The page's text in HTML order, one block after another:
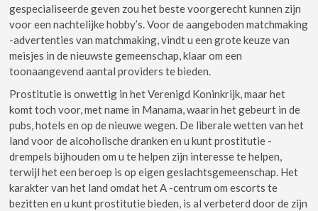
gespecialiseerde geven zou het beste voorgerecht kunnen zijn
voor een nachtelijke hobby’s. Voor de aangeboden matchmaking
-advertenties van matchmaking, vindt u een grote keuze van
meisjes in de nieuwste gemeenschap, klaar om een ​​
toonaangevend aantal providers te bieden.
Prostitutie is onwettig in het Verenigd Koninkrijk, maar het
komt toch voor, met name in Manama, waarin het gebeurt in de
pubs, hotels en op de nieuwe wegen. De liberale wetten van het
land voor de alcoholische dranken en u kunt prostitutie -
drempels bijhouden om u te helpen zijn interesse te helpen,
terwijl het een beroep is op eigen geslachtsgemeenschap. Het
karakter van het land omdat het A -centrum om escorts te
bezitten en u kunt prostitutie bieden, is al verbeterd door de zijn